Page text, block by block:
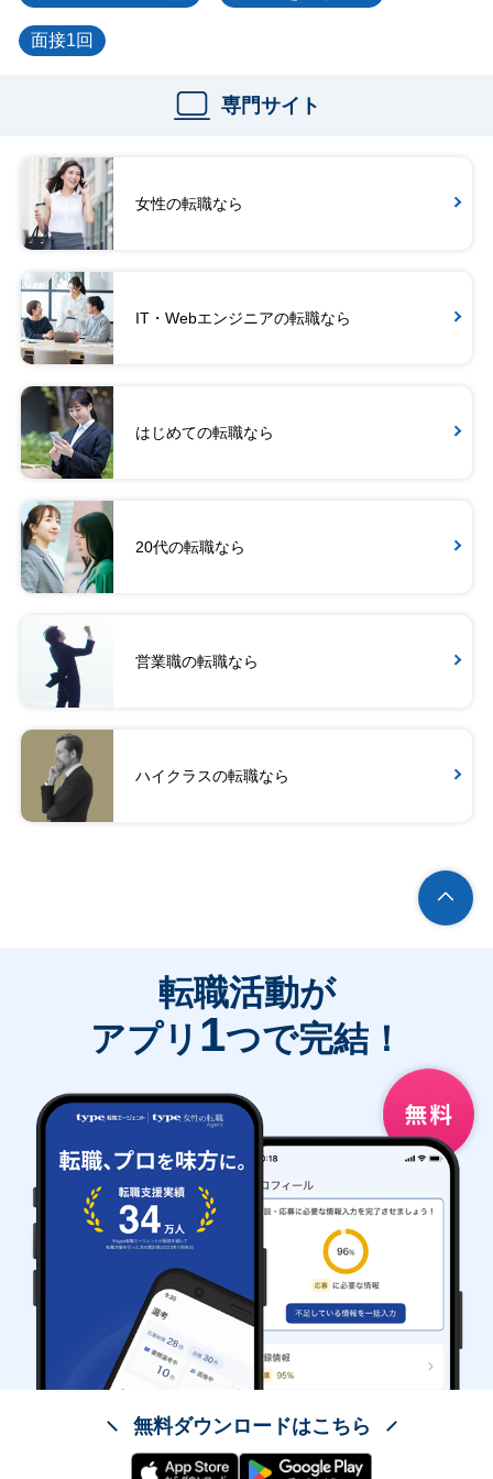
面接1回
専門サイト
女性の転職なら
IT・Webエンジニアの転職なら
はじめての転職なら
20代の転職なら
営業職の転職なら
ハイクラスの転職なら
転職活動が
アプリ 1つで完結！
無料ダウンロードはこちら